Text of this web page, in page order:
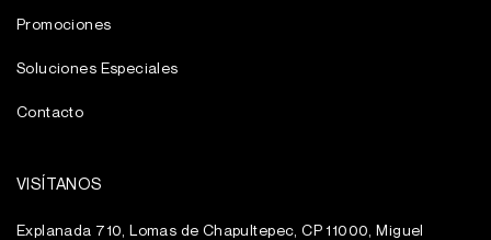
Promociones
Soluciones Especiales
Contacto
VISÍTANOS
Explanada 710, Lomas de Chapultepec, CP 11000, Miguel